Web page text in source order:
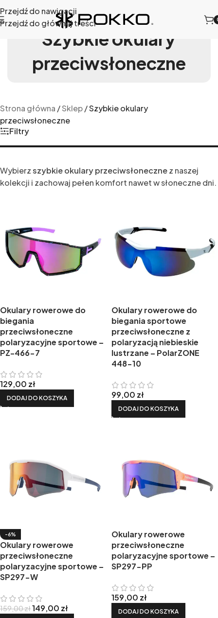
Przejdź do nawigacji
Przejdź do głównej treści
Szybkie okulary
przeciwsłoneczne
Strona główna /Sklep/Szybkie okulary
przeciwsłoneczne
Filtry
Wybierzszybkie okulary przeciwsłonecznez naszej
kolekcji i zachowaj pełen komfort nawet w słoneczne dni.
Okulary rowerowe do
biegania
przeciwsłoneczne
polaryzacyjne sportowe –
PZ-466-7
129,00 zł
DODAJ DO KOSZYKA
Okulary rowerowe do
biegania sportowe
przeciwsłoneczne z
polaryzacją niebieskie
lustrzane – PolarZONE
448-10
99,00 zł
DODAJ DO KOSZYKA
-6%
Okulary rowerowe
przeciwsłoneczne
polaryzacyjne sportowe –
SP297-W
159,00zł149,00 zł
Okulary rowerowe
przeciwsłoneczne
polaryzacyjne sportowe –
SP297-PP
159,00 zł
DODAJ DO KOSZYKA